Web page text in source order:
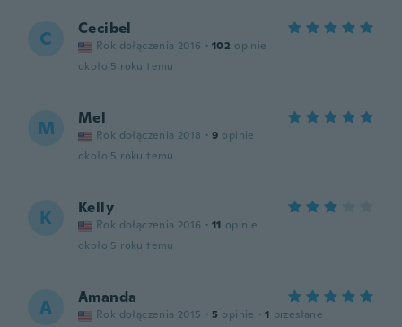
C Cecibel
Rok dołączenia 2016 · 102 opinie
około 5 roku temu
M Mel
Rok dołączenia 2018 · 9 opinie
około 5 roku temu
K Kelly
Rok dołączenia 2016 · 11 opinie
około 5 roku temu
A Amanda
Rok dołączenia 2015 · 5 opinie · 1 przesłane